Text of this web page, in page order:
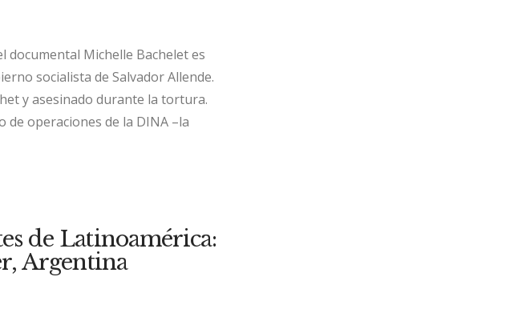
documental Michelle Bachelet es
socialista de Salvador Allende.
y asesinado durante la tortura.
operaciones de la DINA –la
de Latinoamérica:
Argentina